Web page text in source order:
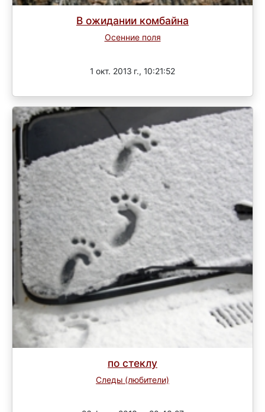
В ожидании комбайна
Осенние поля
1 окт. 2013 г., 10:21:52
по стеклу
Следы (любители)